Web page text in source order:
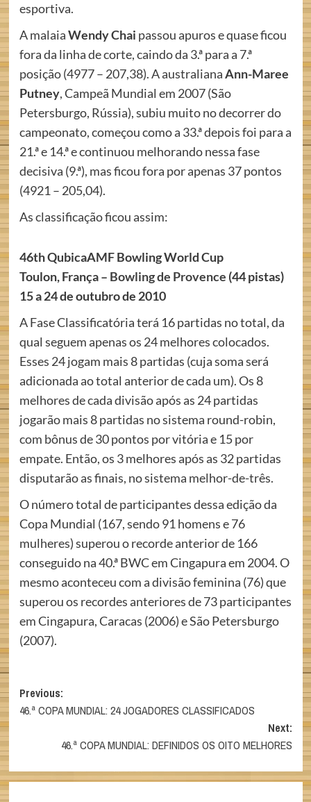
esportiva.
A malaiaWendy Chai passou apuros e quase ficou
fora da linha de corte, caindo da 3.ª para a 7.ª
posição (4977 – 207,38). A australianaAnn-Maree
Putney, Campeã Mundial em 2007 (São
Petersburgo, Rússia), subiu muito no decorrer do
campeonato, começou como a 33.ª depois foi para a
21.ª e 14.ª e continuou melhorando nessa fase
decisiva (9.ª), mas ficou fora por apenas 37 pontos
(4921 – 205,04).
As classificação ficou assim:
46th QubicaAMF Bowling World Cup
Toulon, França – Bowling de Provence (44 pistas)
15 a 24 de outubro de 2010
A Fase Classificatória terá 16 partidas no total, da
qual seguem apenas os 24 melhores colocados.
Esses 24 jogam mais 8 partidas (cuja soma será
adicionada ao total anterior de cada um). Os 8
melhores de cada divisão após as 24 partidas
jogarão mais 8 partidas no sistema round-robin,
com bônus de 30 pontos por vitória e 15 por
empate. Então, os 3 melhores após as 32 partidas
disputarão as finais, no sistema melhor-de-três.
O número total de participantes dessa edição da
Copa Mundial (167, sendo 91 homens e 76
mulheres) superou o recorde anterior de 166
conseguido na 40.ª BWC em Cingapura em 2004. O
mesmo aconteceu com a divisão feminina (76) que
superou os recordes anteriores de 73 participantes
em Cingapura, Caracas (2006) e São Petersburgo
(2007).
Post
navigation
Previous:
46.ª COPA MUNDIAL: 24 JOGADORES CLASSIFICADOS
Next:
46.ª COPA MUNDIAL: DEFINIDOS OS OITO MELHORES